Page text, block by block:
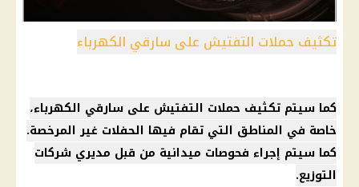
تكثيف حملات التفتيش على سارقي الكهرباء
كما سيتم تكثيف حملات التفتيش على سارقي الكهرباء،
خاصة في المناطق التي تقام فيها الحفلات غير المرخصة.
كما سيتم إجراء فحوصات ميدانية من قبل مديري شركات
التوزيع.